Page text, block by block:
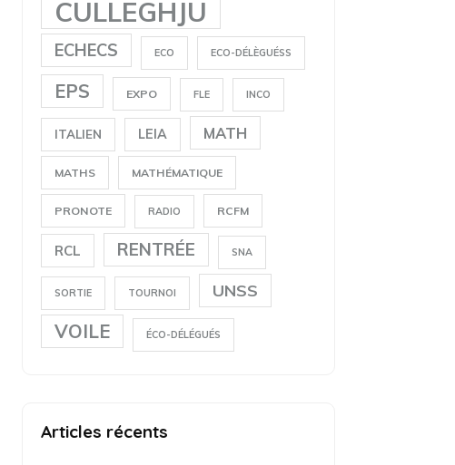
CULLEGHJU
ECHECS ECO ECO-DÉLÈGUÉSS
EPS EXPO FLE INCO
ITALIEN LEIA MATH
MATHS MATHÉMATIQUE
PRONOTE RADIO RCFM
RCL RENTRÉE SNA
SORTIE TOURNOI UNSS
VOILE ÉCO-DÉLÉGUÉS
Articles récents